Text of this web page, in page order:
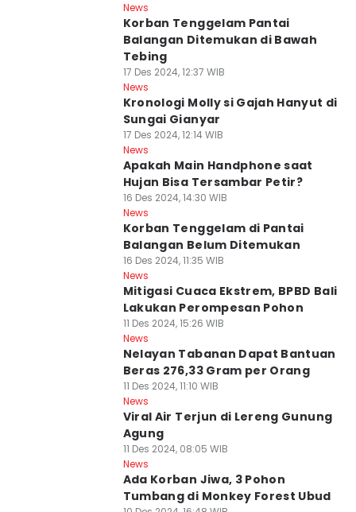
News
Korban Tenggelam Pantai
Balangan Ditemukan di Bawah
Tebing
17 Des 2024, 12:37 WIB
News
Kronologi Molly si Gajah Hanyut di
Sungai Gianyar
17 Des 2024, 12:14 WIB
News
Apakah Main Handphone saat
Hujan Bisa Tersambar Petir?
16 Des 2024, 14:30 WIB
News
Korban Tenggelam di Pantai
Balangan Belum Ditemukan
16 Des 2024, 11:35 WIB
News
Mitigasi Cuaca Ekstrem, BPBD Bali
Lakukan Perompesan Pohon
11 Des 2024, 15:26 WIB
News
Nelayan Tabanan Dapat Bantuan
Beras 276,33 Gram per Orang
11 Des 2024, 11:10 WIB
News
Viral Air Terjun di Lereng Gunung
Agung
11 Des 2024, 08:05 WIB
News
Ada Korban Jiwa, 3 Pohon
Tumbang di Monkey Forest Ubud